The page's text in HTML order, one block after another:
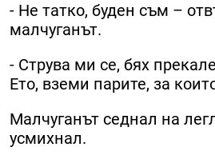
- Не татко, буден съм –
малчуганът.
- Струва ми се, бях
Ето, вземи парите, за
Малчуганът седнал на
усмихнал.